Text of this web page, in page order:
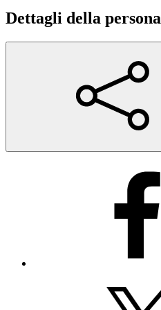
Dettagli della persona